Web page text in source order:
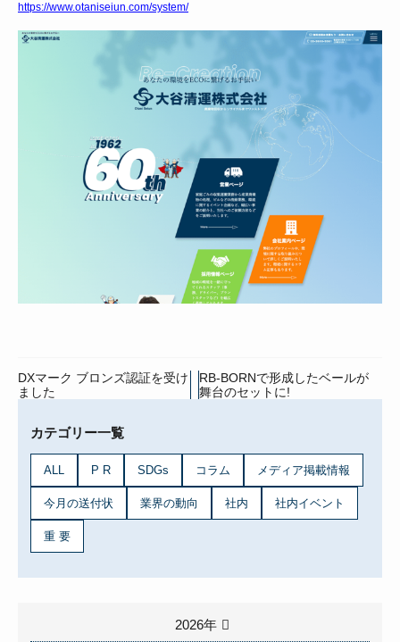
https://www.otaniseiun.com/system/
DXマーク ブロンズ認証を受け
ました
RB-BORNで形成したベールが
舞台のセットに!
カテゴリー一覧
ALL P R SDGs コラム メディア掲載情報
今月の送付状 業界の動向 社内 社内イベント
重 要
2026年